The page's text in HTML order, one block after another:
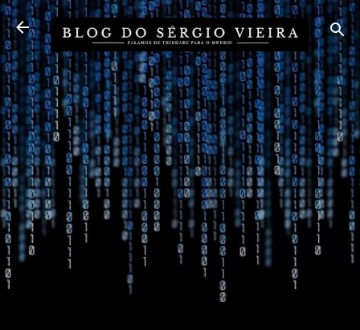
Pular para o conteúdo principal